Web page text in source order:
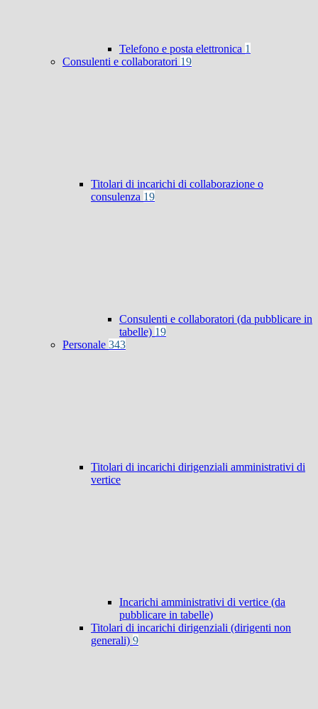
Telefono e posta elettronica 1
Consulenti e collaboratori 19
Titolari di incarichi di collaborazione o
consulenza 19
Consulenti e collaboratori (da pubblicare in
tabelle) 19
Personale 343
Titolari di incarichi dirigenziali amministrativi di
vertice
Incarichi amministrativi di vertice (da
pubblicare in tabelle)
Titolari di incarichi dirigenziali (dirigenti non
generali) 9